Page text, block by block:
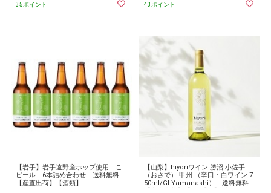
35ポイント 43ポイント
【岩手】岩手遠野産ホップ使用 こ
ビール 6本詰め合わせ 送料無料
【産直出荷】【酒類】
【山梨】hiyoriワイン 勝沼 小佐手
（おさで） 甲州 （辛口・白ワイン 7
50ml/GI Yamanashi） 送料無料